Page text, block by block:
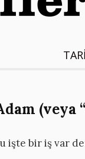
(veya
işte bir iş var